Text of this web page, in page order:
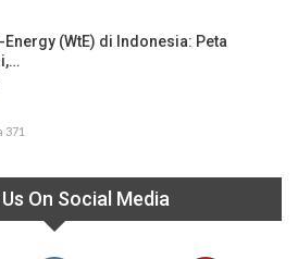
(WtE) di Indonesia: Peta
371
On Social Media